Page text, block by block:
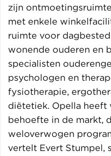
zijn
met enkele
ruimte voor
wonende ouderen en
specialisten
psychologen en
fysiotherapie,
diëtetiek. Opella heeft
behoefte in de markt,
weloverwogen
vertelt Evert Stumpel,